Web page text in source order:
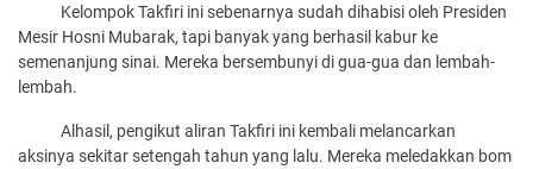
Kelompok Takfiri ini sebenarnya sudah dihabisi oleh Presiden
Mesir Hosni Mubarak, tapi banyak yang berhasil kabur ke
semenanjung sinai. Mereka bersembunyi di gua-gua dan lembah-
lembah.
Alhasil, pengikut aliran Takfiri ini kembali melancarkan
aksinya sekitar setengah tahun yang lalu. Mereka meledakkan bom